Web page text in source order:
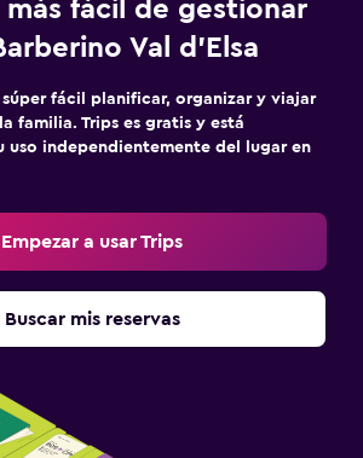
más fácil de gestionar
Val d'Elsa
súper fácil planificar, organizar y viajar
familia. Trips es gratis y está
uso independientemente del lugar en
Empezar a usar Trips
Buscar mis reservas